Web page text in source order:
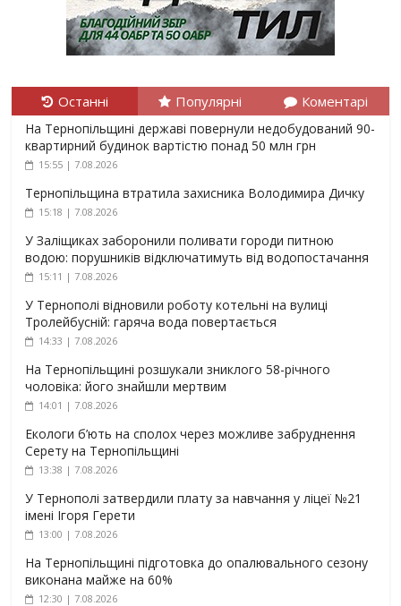
Останні Популярні Коментарі
На Тернопільщині державі повернули недобудований 90-
квартирний будинок вартістю понад 50 млн грн
15:55 | 7.08.2026
Тернопільщина втратила захисника Володимира Дичку
15:18 | 7.08.2026
У Заліщиках заборонили поливати городи питною
водою: порушників відключатимуть від водопостачання
15:11 | 7.08.2026
У Тернополі відновили роботу котельні на вулиці
Тролейбусній: гаряча вода повертається
14:33 | 7.08.2026
На Тернопільщині розшукали зниклого 58-річного
чоловіка: його знайшли мертвим
14:01 | 7.08.2026
Екологи б’ють на сполох через можливе забруднення
Серету на Тернопільщині
13:38 | 7.08.2026
У Тернополі затвердили плату за навчання у ліцеї №21
імені Ігоря Герети
13:00 | 7.08.2026
На Тернопільщині підготовка до опалювального сезону
виконана майже на 60%
12:30 | 7.08.2026